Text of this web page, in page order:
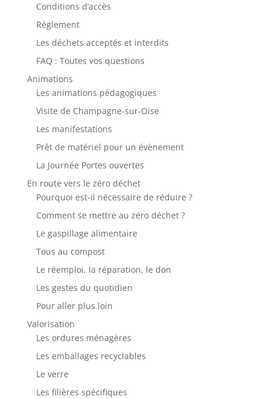
Conditions d’accès
Règlement
Les déchets acceptés et interdits
FAQ : Toutes vos questions
Animations
Les animations pédagogiques
Visite de Champagne-sur-Oise
Les manifestations
Prêt de matériel pour un évènement
La Journée Portes ouvertes
En route vers le zéro déchet
Pourquoi est-il nécessaire de réduire ?
Comment se mettre au zéro déchet ?
Le gaspillage alimentaire
Tous au compost
Le réemploi, la réparation, le don
Les gestes du quotidien
Pour aller plus loin
Valorisation
Les ordures ménagères
Les emballages recyclables
Le verre
Les filières spécifiques